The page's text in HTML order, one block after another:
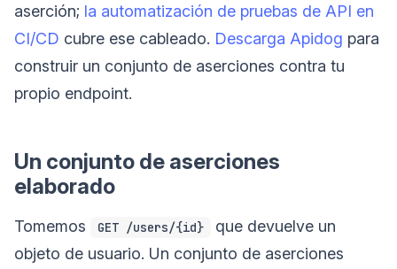
aserción; la automatización de pruebas de API en
CI/CD cubre ese cableado. Descarga Apidog para
construir un conjunto de aserciones contra tu
propio endpoint.
Un conjunto de aserciones
elaborado
Tomemos GET /users/{id}
que devuelve un
objeto de usuario. Un conjunto de aserciones